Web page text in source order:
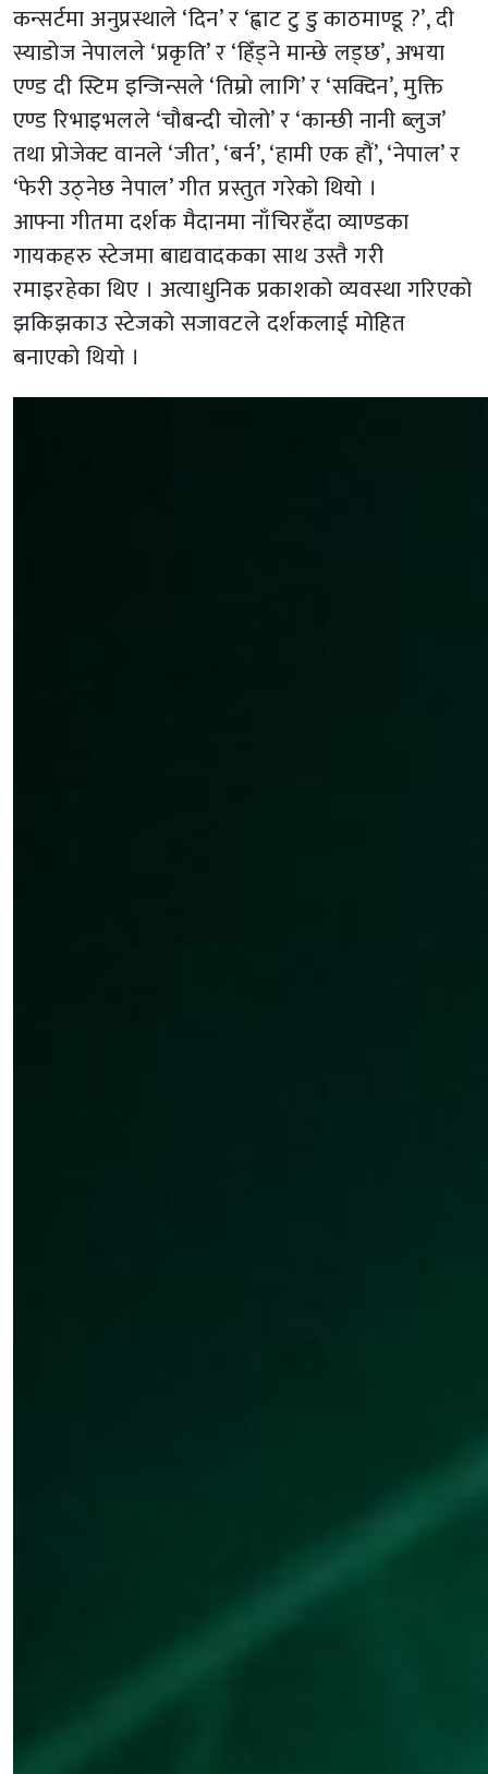
कन्सर्टमा अनुप्रस्थाले ‘दिन’ र ‘ह्वाट टु डु काठमाण्डू ?’, दी
स्याडोज नेपालले ‘प्रकृति’ र ‘हिँड्ने मान्छे लड्छ’, अभया
एण्ड दी स्टिम इन्जिन्सले ‘तिम्रो लागि’ र ‘सक्दिन’, मुक्ति
एण्ड रिभाइभलले ‘चौबन्दी चोलो’ र ‘कान्छी नानी ब्लुज’
तथा प्रोजेक्ट वानले ‘जीत’, ‘बर्न’, ‘हामी एक हौं’, ‘नेपाल’ र
‘फेरी उठ्नेछ नेपाल’ गीत प्रस्तुत गरेको थियो ।
आफ्ना गीतमा दर्शक मैदानमा नाँचिरहँदा व्याण्डका
गायकहरु स्टेजमा बाद्यवादकका साथ उस्तै गरी
रमाइरहेका थिए । अत्याधुनिक प्रकाशको व्यवस्था गरिएको
झकिझकाउ स्टेजको सजावटले दर्शकलाई मोहित
बनाएको थियो ।